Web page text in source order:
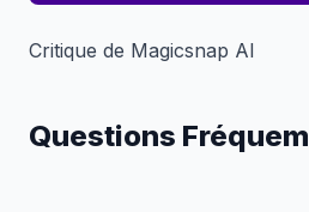
Critique de Magicsnap AI
Questions